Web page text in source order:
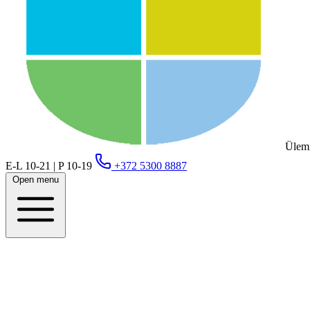
E-L 10-21 | P 10-19
+372 5300 8887
Open menu